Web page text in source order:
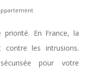
En France, la
contre les intrusions.
pour votre